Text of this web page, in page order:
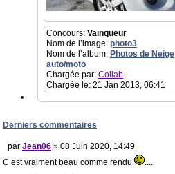
Concours: Vainqueur
Nom de l’image: photo3
Nom de l’album: Photos de Neige
auto/moto
Chargée par: Collab
Chargée le: 21 Jan 2013, 06:41
Derniers commentaires
par Jean06 » 08 Juin 2020, 14:49
C est vraiment beau comme rendu
....